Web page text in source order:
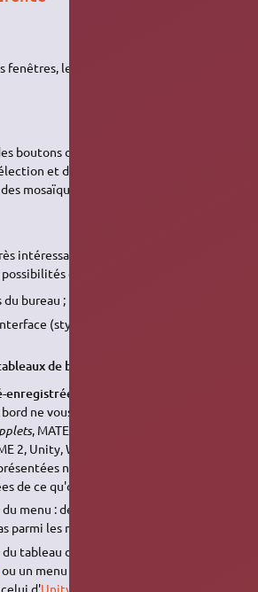
le fond d'écran, les polices par
boutons de fenêtre, les
et déplacement des fenêtres, et
mosaïques avec.
intéressant, quoique parfois
on peut noter :
du bureau ;
(styles des barres outils et des
de bords
ne vous plaît pas ? Pas grave, grâce à
, MATE peut "copier" des interfaces
2, Unity, Windows 2000, Pantheon,…
ne sont que des exemples qui
de ce qu'on peut faire !
menu : désactiver uniquement ce
parmi les menus par défaut ;
tableau de bord : activer les
ou un menu de démarrage avancé, voire
d'Unity